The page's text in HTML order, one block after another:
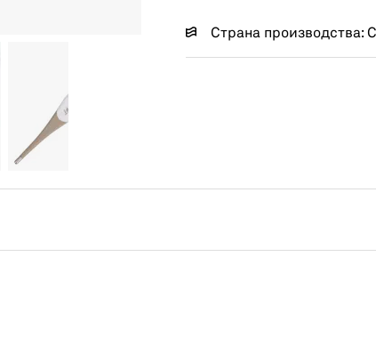
Страна производства: